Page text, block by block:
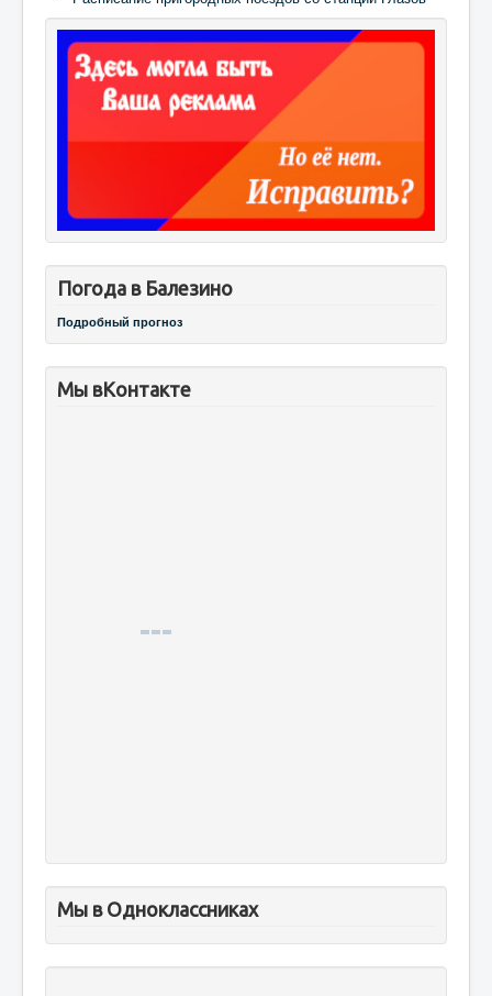
Погода в Балезино
Подробный прогноз
Мы вКонтакте
Мы в Одноклассниках